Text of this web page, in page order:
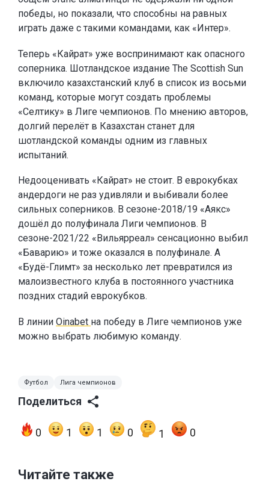
победы, но показали, что способны на равных
играть даже с такими командами, как «Интер».
Теперь «Кайрат» уже воспринимают как опасного
соперника. Шотландское издание The Scottish Sun
включило казахстанский клуб в список из восьми
команд, которые могут создать проблемы
«Селтику» в Лиге чемпионов. По мнению авторов,
долгий перелёт в Казахстан станет для
шотландской команды одним из главных
испытаний.
Недооценивать «Кайрат» не стоит. В еврокубках
андердоги не раз удивляли и выбивали более
сильных соперников. В сезоне-2018/19 «Аякс»
дошёл до полуфинала Лиги чемпионов. В
сезоне-2021/22 «Вильярреал» сенсационно выбил
«Баварию» и тоже оказался в полуфинале. А
«Будё-Глимт» за несколько лет превратился из
малоизвестного клуба в постоянного участника
поздних стадий еврокубков.
В линии Oinabet на победу в Лиге чемпионов уже
можно выбрать любимую команду.
Футбол Лига чемпионов
Поделиться
0 1 1 0 1 0
Читайте также